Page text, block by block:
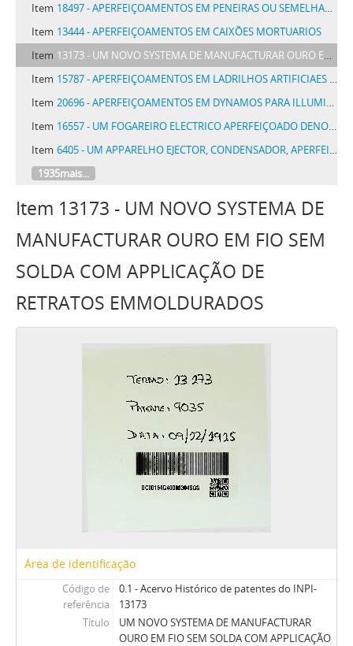
Item 18497 - APERFEIÇOAMENTOS EM PENEIRAS OU SEMELHANTES
Item 13444 - APERFEIÇOAMENTOS EM CAIXÕES MORTUARIOS
Item 13173 - UM NOVO SYSTEMA DE MANUFACTURAR OURO EM FIO SEM SOLDA COM APPLICAÇÃO DE RETRATOS EMMOLDURADOS
Item 15787 - APERFEIÇOAMENTOS EM LADRILHOS ARTIFICIAES PARA PAVIMENTOS OU PAREDES
Item 20696 - APERFEIÇOAMENTOS EM DYNAMOS PARA ILLUMINAÇÃO DE TRENS E FINS SEMELHANTES
Item 16557 - UM FOGAREIRO ELECTRICO APERFEIÇOADO DENOMINADO AQUECEDOR LEMOS
Item 6405 - UM APPARELHO EJECTOR, CONDENSADOR, APERFEIÇOADO, OU APPARELHO SEMELHANTE DO GENERO DE BOMBAS E COMPRESSORES DE AR
1935mais...
Item 13173 - UM NOVO SYSTEMA DE
MANUFACTURAR OURO EM FIO SEM
SOLDA COM APPLICAÇÃO DE
RETRATOS EMMOLDURADOS
Área de identificação
Código de
referência
0.1 - Acervo Histórico de patentes do INPI-
13173
Título
UM NOVO SYSTEMA DE MANUFACTURAR
OURO EM FIO SEM SOLDA COM APPLICAÇÃO